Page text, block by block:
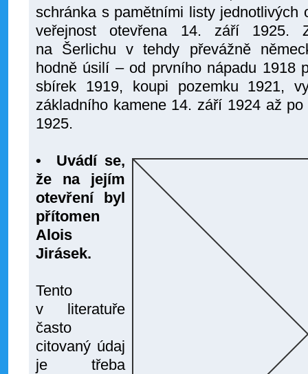
schránka s pamětními listy jednotlivých
veřejnost otevřena 14. září 1925.
na Šerlichu v tehdy převážně
hodně úsilí – od prvního nápadu 1918
sbírek 1919, koupi pozemku 1921,
základního kamene 14. září 1924 až
1925.
• Uvádí se,
že na jejím
otevření byl
přítomen
Alois
Jirásek.
Tento
v literatuře
často
citovaný údaj
je třeba